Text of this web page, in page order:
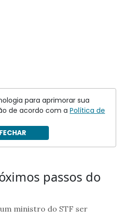
passos do
ministro do STF ser
para aprimorar sua
de acordo com a Política de
FECHAR